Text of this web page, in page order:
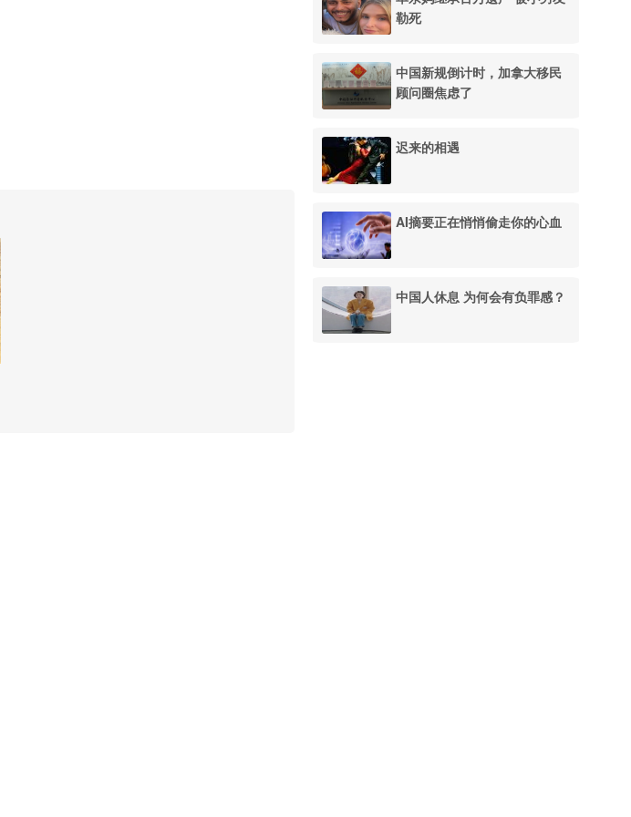
勒死
中国新规倒计时，加拿大移民
顾问圈焦虑了
迟来的相遇
AI摘要正在悄悄偷走你的心血
中国人休息 为何会有负罪感？